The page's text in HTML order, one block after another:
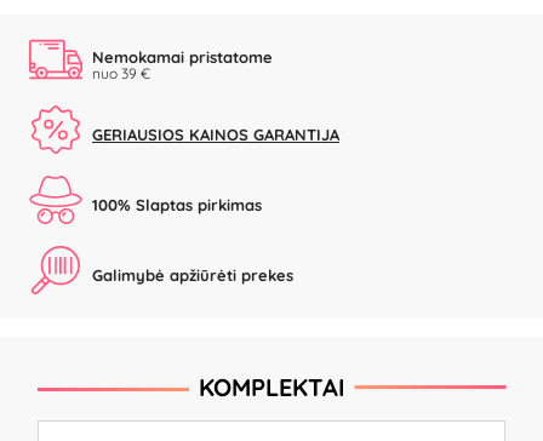
Nemokamai pristatome
nuo 39 €
GERIAUSIOS KAINOS GARANTIJA
100% Slaptas pirkimas
Galimybė apžiūrėti prekes
KOMPLEKTAI